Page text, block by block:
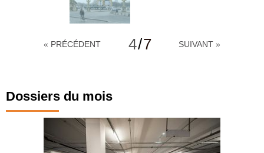
« PRÉCÉDENT 4/7 SUIVANT »
Dossiers du mois